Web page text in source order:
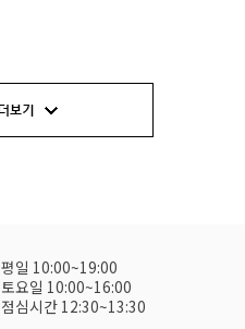
평일 10:00~19:00
토요일 10:00~16:00
점심시간 12:30~13:30